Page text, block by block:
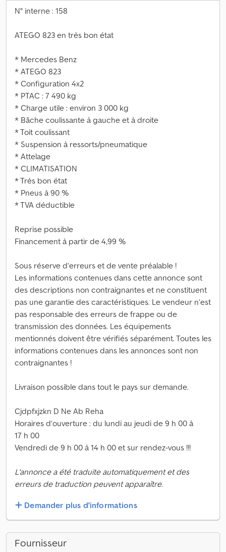
N° interne : 158
ATEGO 823 en très bon état
* Mercedes Benz
* ATEGO 823
* Configuration 4x2
* PTAC : 7 490 kg
* Charge utile : environ 3 000 kg
* Bâche coulissante à gauche et à droite
* Toit coulissant
* Suspension à ressorts/pneumatique
* Attelage
* CLIMATISATION
* Très bon état
* Pneus à 90 %
* TVA déductible
Reprise possible
Financement à partir de 4,99 %
Sous réserve d’erreurs et de vente préalable !
Les informations contenues dans cette annonce sont
des descriptions non contraignantes et ne constituent
pas une garantie des caractéristiques. Le vendeur n’est
pas responsable des erreurs de frappe ou de
transmission des données. Les équipements
mentionnés doivent être vérifiés séparément. Toutes les
informations contenues dans les annonces sont non
contraignantes !
Livraison possible dans tout le pays sur demande.
Cjdpfxjzkn D Ne Ab Reha
Horaires d’ouverture : du lundi au jeudi de 9 h 00 à
17 h 00
Vendredi de 9 h 00 à 14 h 00 et sur rendez-vous !!!
L'annonce a été traduite automatiquement et des
erreurs de traduction peuvent apparaître.
Demander plus d'informations
Fournisseur